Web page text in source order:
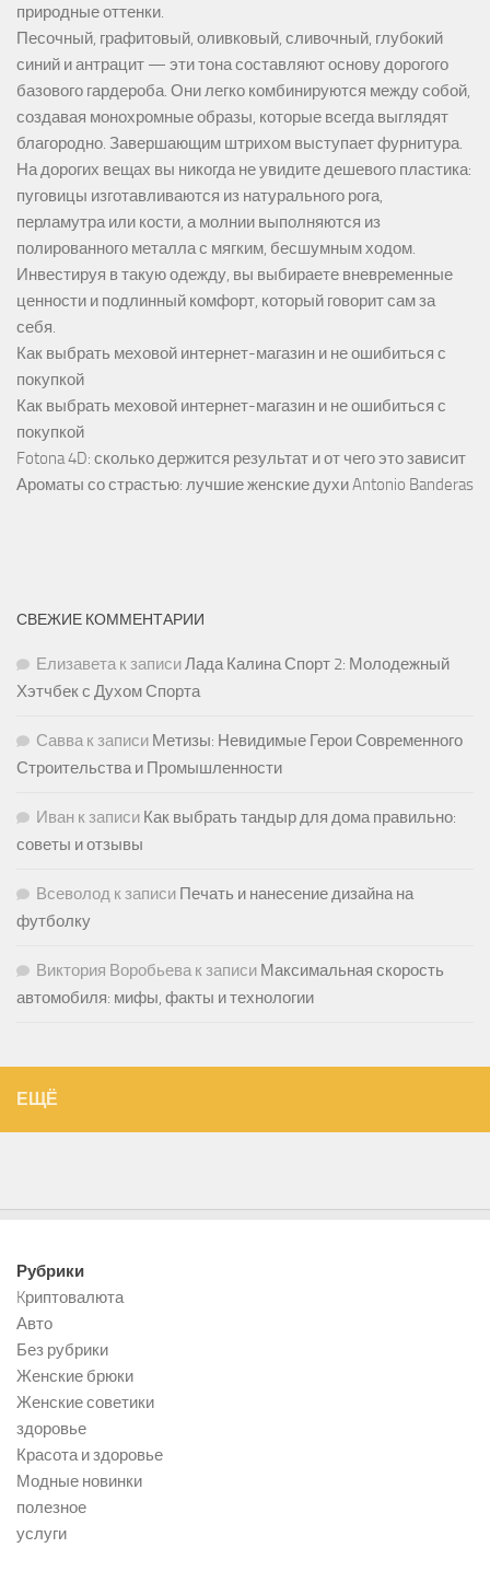
природные оттенки.
Песочный, графитовый, оливковый, сливочный, глубокий
синий и антрацит — эти тона составляют основу дорогого
базового гардероба. Они легко комбинируются между собой,
создавая монохромные образы, которые всегда выглядят
благородно. Завершающим штрихом выступает фурнитура.
На дорогих вещах вы никогда не увидите дешевого пластика:
пуговицы изготавливаются из натурального рога,
перламутра или кости, а молнии выполняются из
полированного металла с мягким, бесшумным ходом.
Инвестируя в такую одежду, вы выбираете вневременные
ценности и подлинный комфорт, который говорит сам за
себя.
Как выбрать меховой интернет-магазин и не ошибиться с
покупкой
Как выбрать меховой интернет-магазин и не ошибиться с
покупкой
Fotona 4D: сколько держится результат и от чего это зависит
Ароматы со страстью: лучшие женские духи Antonio Banderas
СВЕЖИЕ КОММЕНТАРИИ
Елизаветак записиЛада Калина Спорт 2: Молодежный
Хэтчбек с Духом Спорта
Саввак записи Метизы: Невидимые Герои Современного
Строительства и Промышленности
Иван к записи Как выбрать тандыр для дома правильно:
советы и отзывы
Всеволод к записи Печать и нанесение дизайна на
футболку
Виктория Воробьевак записи Максимальная скорость
автомобиля: мифы, факты и технологии
ЕЩЁ
Рубрики
Kриптовалюта
Авто
Без рубрики
Женские брюки
Женские советики
здоровье
Красота и здоровье
Модные новинки
полезное
услуги